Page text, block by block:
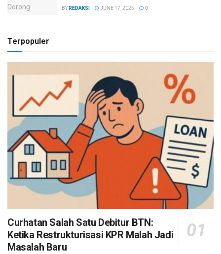
BY REDAKSI JUNE 17, 2025 0
Terpopuler
Curhatan Salah Satu Debitur BTN:
Ketika Restrukturisasi KPR Malah Jadi
Masalah Baru